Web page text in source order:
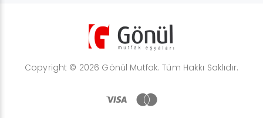
Copyright © 2026 Gönül Mutfak. Tüm Hakkı Saklıdır.